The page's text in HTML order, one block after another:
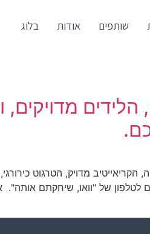
שותפים אודות בלוג
מדויק, הטרגוט
של "וואו, שיחקתם